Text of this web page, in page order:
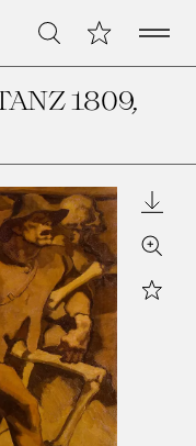
Suche Meine Open
1809,
Zoom
Star